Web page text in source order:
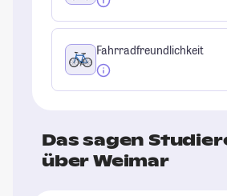
Fahrradfreundlichkeit
Das sagen
über Weimar